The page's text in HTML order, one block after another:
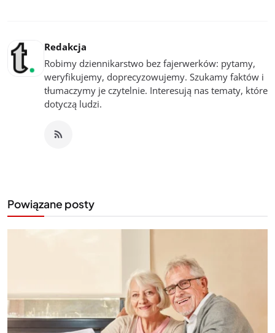
Redakcja
Robimy dziennikarstwo bez fajerwerków: pytamy,
weryfikujemy, doprecyzowujemy. Szukamy faktów i
tłumaczymy je czytelnie. Interesują nas tematy, które
dotyczą ludzi.
Powiązane posty